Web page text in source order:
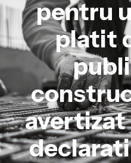
pentru
platit
avertizat